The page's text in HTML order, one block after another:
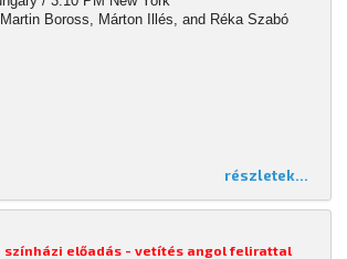
Boross, Márton Illés, and Réka Szabó
részletek...
színházi előadás - vetítés angol felirattal